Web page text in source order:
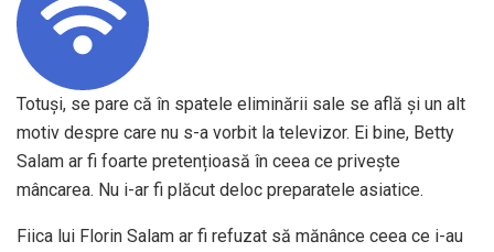
Totuși, se pare că în spatele eliminării sale se află și un alt
motiv despre care nu s-a vorbit la televizor. Ei bine, Betty
Salam ar fi foarte pretențioasă în ceea ce privește
mâncarea. Nu i-ar fi plăcut deloc preparatele asiatice.
Fiica lui Florin Salam ar fi refuzat să mănânce ceea ce i-au